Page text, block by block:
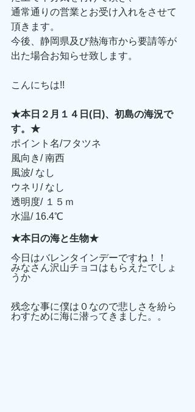
通常通りの営業とお受け入れをさせて
頂きます。
今後、静岡県及び熱海市から要請等が
出た場合お知らせ致します。
こんにちは!!
★本日２月１４日(日)、初島の海況で
す。★
ポイント名/フタツネ
風向き/ 南西
風波/ なし
ウネリ/ なし
透明度/ １５ｍ
水温/ 16.4℃
★本日の海と生物★
今日はバレンタインデーですね！！
みなさん沢山チョコはもらえたでしょ
うか
残念な事に僕は０なので悲しさを紛ら
わすために海に潜ってきました。。